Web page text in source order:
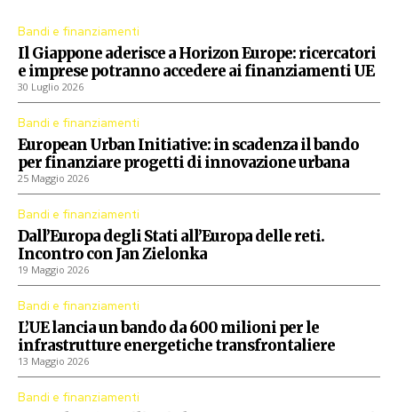
Bandi e finanziamenti
Il Giappone aderisce a Horizon Europe: ricercatori
e imprese potranno accedere ai finanziamenti UE
30 Luglio 2026
Bandi e finanziamenti
European Urban Initiative: in scadenza il bando
per finanziare progetti di innovazione urbana
25 Maggio 2026
Bandi e finanziamenti
Dall’Europa degli Stati all’Europa delle reti.
Incontro con Jan Zielonka
19 Maggio 2026
Bandi e finanziamenti
L’UE lancia un bando da 600 milioni per le
infrastrutture energetiche transfrontaliere
13 Maggio 2026
Bandi e finanziamenti